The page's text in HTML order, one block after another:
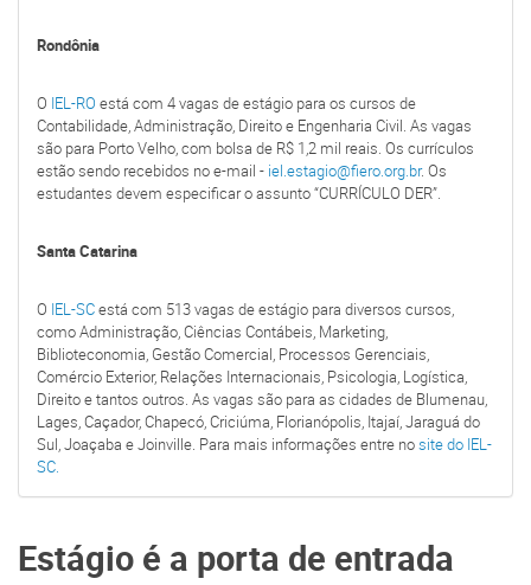
Rondônia
O IEL-RO está com 4 vagas de estágio para os cursos de
Contabilidade, Administração, Direito e Engenharia Civil. As vagas
são para Porto Velho, com bolsa de R$ 1,2 mil reais. Os currículos
estão sendo recebidos no e-mail - iel.estagio@fiero.org.br. Os
estudantes devem especificar o assunto “CURRÍCULO DER”.
Santa Catarina
O IEL-SCestá com 513 vagas de estágio para diversos cursos,
como Administração, Ciências Contábeis, Marketing,
Biblioteconomia, Gestão Comercial, Processos Gerenciais,
Comércio Exterior, Relações Internacionais, Psicologia, Logística,
Direito e tantos outros. As vagas são para as cidades de Blumenau,
Lages, Caçador, Chapecó, Criciúma, Florianópolis, Itajaí, Jaraguá do
Sul, Joaçaba e Joinville. Para mais informações entre nosite do IEL-
SC.
Estágio é a porta de entrada